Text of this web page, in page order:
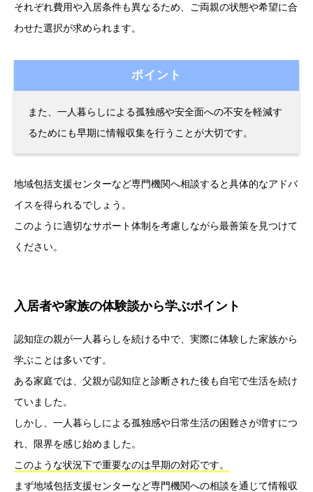
それぞれ費用や入居条件も異なるため、ご両親の状態や希望に合
わせた選択が求められます。
ポイント
また、一人暮らしによる孤独感や安全面への不安を軽減す
るためにも早期に情報収集を行うことが大切です。
地域包括支援センターなど専門機関へ相談すると具体的なアドバ
イスを得られるでしょう。
このように適切なサポート体制を考慮しながら最善策を見つけて
ください。
入居者や家族の体験談から学ぶポイント
認知症の親が一人暮らしを続ける中で、実際に体験した家族から
学ぶことは多いです。
ある家庭では、父親が認知症と診断された後も自宅で生活を続け
ていました。
しかし、一人暮らしによる孤独感や日常生活の困難さが増すにつ
れ、限界を感じ始めました。
このような状況下で重要なのは早期の対応です。
まず地域包括支援センターなど専門機関への相談を通じて情報収